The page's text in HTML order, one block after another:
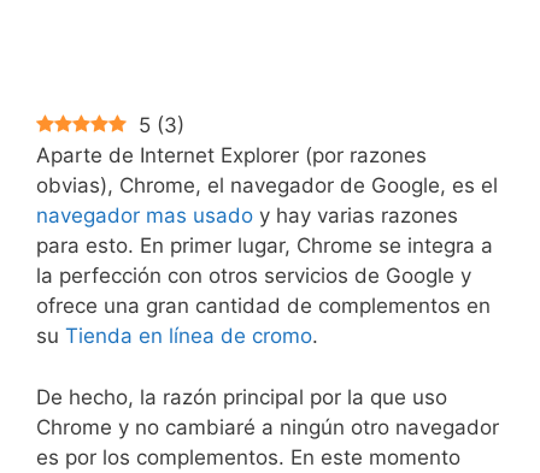
5 (3)
Aparte de Internet Explorer (por razones
obvias), Chrome, el navegador de Google, es el
navegador mas usado y hay varias razones
para esto. En primer lugar, Chrome se integra a
la perfección con otros servicios de Google y
ofrece una gran cantidad de complementos en
su Tienda en línea de cromo.
De hecho, la razón principal por la que uso
Chrome y no cambiaré a ningún otro navegador
es por los complementos. En este momento